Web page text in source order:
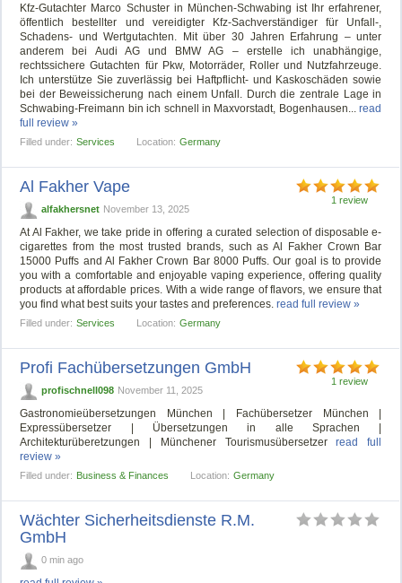
Kfz-Gutachter Marco Schuster in München-Schwabing ist Ihr erfahrener,
öffentlich bestellter und vereidigter Kfz-Sachverständiger für Unfall-,
Schadens- und Wertgutachten. Mit über 30 Jahren Erfahrung – unter
anderem bei Audi AG und BMW AG – erstelle ich unabhängige,
rechtssichere Gutachten für Pkw, Motorräder, Roller und Nutzfahrzeuge.
Ich unterstütze Sie zuverlässig bei Haftpflicht- und Kaskoschäden sowie
bei der Beweissicherung nach einem Unfall. Durch die zentrale Lage in
Schwabing-Freimann bin ich schnell in Maxvorstadt, Bogenhausen...read
full review »
Filled under: Services Location: Germany
1 review
Al Fakher Vape
alfakhersnet November 13, 2025
At Al Fakher, we take pride in offering a curated selection of disposable e-
cigarettes from the most trusted brands, such as Al Fakher Crown Bar
15000 Puffs and Al Fakher Crown Bar 8000 Puffs. Our goal is to provide
you with a comfortable and enjoyable vaping experience, offering quality
products at affordable prices. With a wide range of flavors, we ensure that
you find what best suits your tastes and preferences.read full review »
Filled under: Services Location: Germany
1 review
Profi Fachübersetzungen GmbH
profischnell098 November 11, 2025
Gastronomieübersetzungen München | Fachübersetzer München |
Expressübersetzer | Übersetzungen in alle Sprachen |
Architekturüberetzungen | Münchener Tourismusübersetzerread full
review »
Filled under: Business & Finances Location: Germany
Wächter Sicherheitsdienste R.M.
GmbH
0 min ago